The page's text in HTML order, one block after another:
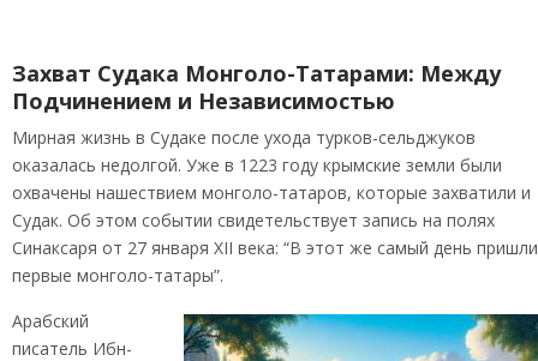
Захват Судака Монголо-Татарами: Между
Подчинением и Независимостью
Мирная жизнь в Судаке после ухода турков-сельджуков
оказалась недолгой. Уже в 1223 году крымские земли были
охвачены нашествием монголо-татаров, которые захватили и
Судак. Об этом событии свидетельствует запись на полях
Синаксаря от 27 января XII века: “В этот же самый день пришли
первые монголо-татары”.
Арабский
писатель Ибн-